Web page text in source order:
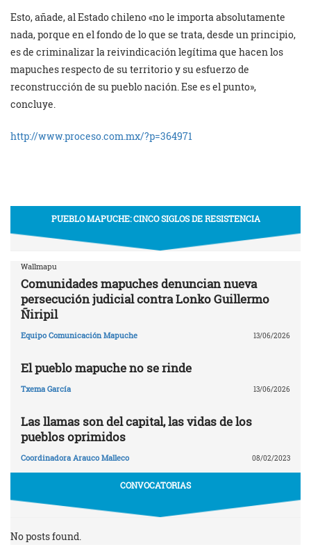
Esto, añade, al Estado chileno «no le importa absolutamente
nada, porque en el fondo de lo que se trata, desde un principio,
es de criminalizar la reivindicación legítima que hacen los
mapuches respecto de su territorio y su esfuerzo de
reconstrucción de su pueblo nación. Ese es el punto»,
concluye.
http://www.proceso.com.mx/?p=364971
PUEBLO MAPUCHE: CINCO SIGLOS DE RESISTENCIA
Wallmapu
Comunidades mapuches denuncian nueva
persecución judicial contra Lonko Guillermo
Ñiripil
Equipo Comunicación Mapuche 13/06/2026
El pueblo mapuche no se rinde
Txema García 13/06/2026
Las llamas son del capital, las vidas de los
pueblos oprimidos
Coordinadora Arauco Malleco 08/02/2023
CONVOCATORIAS
No posts found.